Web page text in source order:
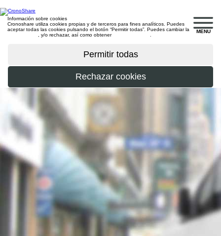
MENU
Información sobre cookies
Cronoshare utiliza cookies propias y de terceros para fines analíticos. Puedes
aceptar todas las cookies pulsando el botón “Permitir todas”. Puedes cambiar la
, y/o rechazar, así como obtener